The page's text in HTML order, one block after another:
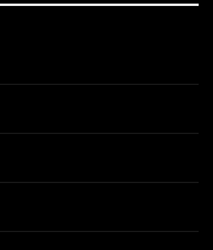
în crypto:
în 2026